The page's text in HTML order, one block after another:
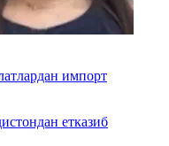
импорт
етказиб